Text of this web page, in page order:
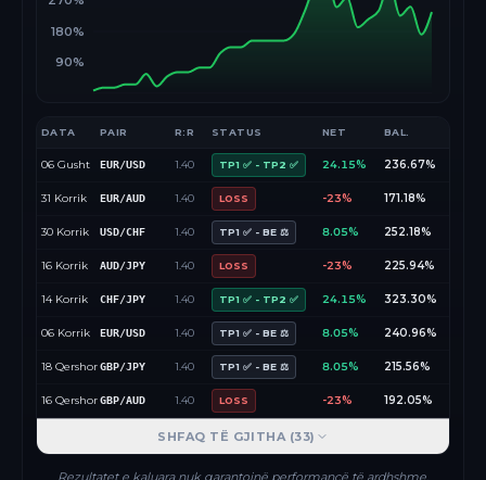
90%
180%
DATA PAIR R:R STATUS NET BAL.
06 Gusht EUR/USD 1.40 TP1 ✅ - TP2 ✅ 24.15% 236.67%
31 Korrik EUR/AUD 1.40 LOSS -23% 171.18%
30 Korrik USD/CHF 1.40 TP1 ✅ - BE ⚖️ 8.05% 252.18%
16 Korrik AUD/JPY 1.40 LOSS -23% 225.94%
14 Korrik CHF/JPY 1.40 TP1 ✅ - TP2 ✅ 24.15% 323.30%
06 Korrik EUR/USD 1.40 TP1 ✅ - BE ⚖️ 8.05% 240.96%
18 QershorGBP/JPY 1.40 TP1 ✅ - BE ⚖️ 8.05% 215.56%
16 QershorGBP/AUD 1.40 LOSS -23% 192.05%
SHFAQ TË GJITHA (33)
Rezultatet e kaluara nuk garantojnë performancë të ardhshme.